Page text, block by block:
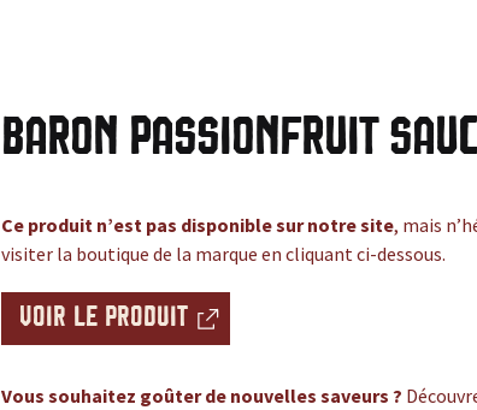
Baron Passionfruit
Ce produit n’est pas disponible sur notre site, mais
visiter la boutique de la marque en cliquant ci-dessous.
VOIR LE PRODUIT
Vous souhaitez goûter de nouvelles saveurs ?